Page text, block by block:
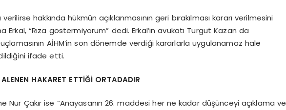
hakkında hükmün açıklanmasının geri bırakılması kararı verilmesini
“Rıza göstermiyorum” dedi. Erkal’ın avukatı Turgut Kazan da
AİHM’in son dönemde verdiği kararlarla uygulanamaz hale
ifade etti.
HAKARET ETTİĞİ ORTADADIR
Nur Çakır ise “Anayasanın 26. maddesi her ne kadar düşünceyi açıklama ve